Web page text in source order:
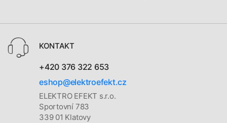
KONTAKT
+420 376 322 653
eshop@elektroefekt.cz
ELEKTRO EFEKT s.r.o.
Sportovní 783
339 01 Klatovy